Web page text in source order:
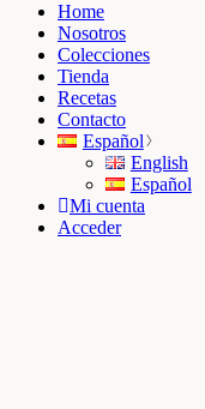
Home
Nosotros
Colecciones
Tienda
Recetas
Contacto
Español
English
Español
Mi cuenta
Acceder